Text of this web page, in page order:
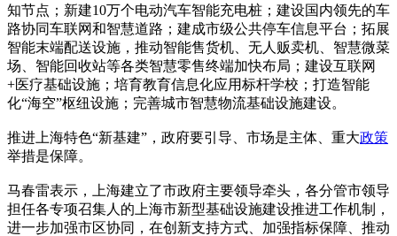
知节点；新建10万个电动汽车智能充电桩；建设国内领先的车
路协同车联网和智慧道路；建成市级公共停车信息平台；拓展
智能末端配送设施，推动智能售货机、无人贩卖机、智慧微菜
场、智能回收站等各类智慧零售终端加快布局；建设互联网
+医疗基础设施；培育教育信息化应用标杆学校；打造智能
化“海空”枢纽设施；完善城市智慧物流基础设施建设。
推进上海特色“新基建”，政府要引导、市场是主体、重大政策
举措是保障。
马春雷表示，上海建立了市政府主要领导牵头，各分管市领导
担任各专项召集人的上海市新型基础设施建设推进工作机制，
进一步加强市区协同，在创新支持方式、加强指标保障、推动